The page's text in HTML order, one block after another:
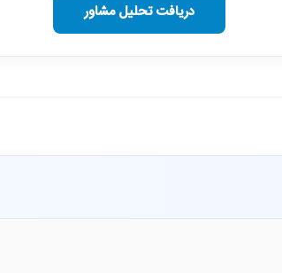
دریافت تحلیل مشاور